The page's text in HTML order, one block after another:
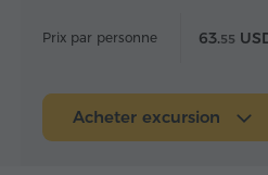
Prix par personne 63.55
Acheter excursion